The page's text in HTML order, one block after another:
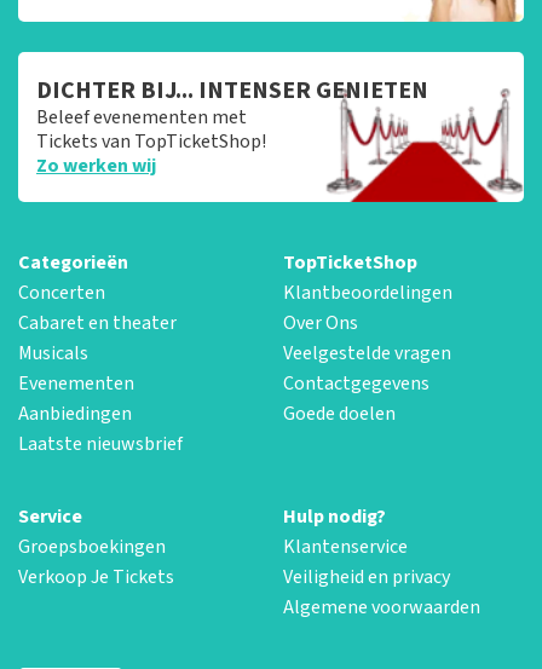
DICHTER BIJ... INTENSER GENIETEN
Beleef evenementen met
Tickets van TopTicketShop!
Zo werken wij
Categorieën
Concerten
Cabaret en theater
Musicals
Evenementen
Aanbiedingen
Laatste nieuwsbrief
TopTicketShop
Klantbeoordelingen
Over Ons
Veelgestelde vragen
Contactgegevens
Goede doelen
Service
Groepsboekingen
Verkoop Je Tickets
Hulp nodig?
Klantenservice
Veiligheid en privacy
Algemene voorwaarden